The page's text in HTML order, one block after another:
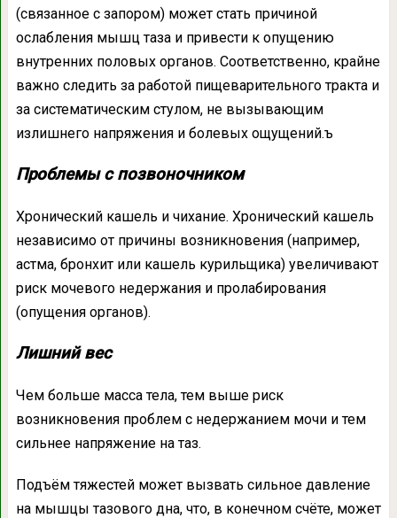
(связанное с запором) может стать причиной
ослабления мышц таза и привести к опущению
внутренних половых органов. Соответственно, крайне
важно следить за работой пищеварительного тракта и
за систематическим стулом, не вызывающим
излишнего напряжения и болевых ощущений.ъ
Проблемы с позвоночником
Хронический кашель и чихание. Хронический кашель
независимо от причины возникновения (например,
астма, бронхит или кашель курильщика) увеличивают
риск мочевого недержания и пролабирования
(опущения органов).
Лишний вес
Чем больше масса тела, тем выше риск
возникновения проблем с недержанием мочи и тем
сильнее напряжение на таз.
Подъём тяжестей может вызвать сильное давление
на мышцы тазового дна, что, в конечном счёте, может